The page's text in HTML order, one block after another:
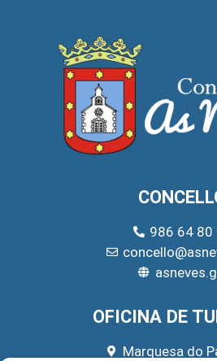
986 64 80
OFICINA DE
Marquesa do